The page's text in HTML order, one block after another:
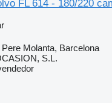
FL 614 - 180/220
Molanta, Barcelona
S.L.